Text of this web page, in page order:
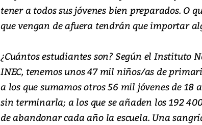
tener a todos sus jóvenes bien preparados. O
que vengan de afuera tendrán que importar
¿Cuántos estudiantes son? Según el Instituto
INEC, tenemos unos 47 mil niños/as de
a los que sumamos otros 56 mil jóvenes de 18
sin terminarla; a los que se añaden los 192
de abandonar cada año la escuela. Una